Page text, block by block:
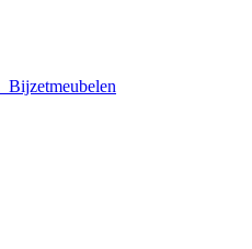
Bijzetmeubelen